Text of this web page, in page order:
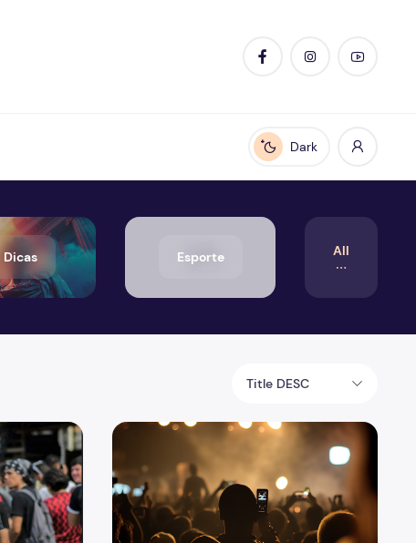
Enable dark mode
Dark
Dicas Esporte All
Title DESC
uma Vida Acadêmica Equilibrada
A importância de shows e eventos ao vivo